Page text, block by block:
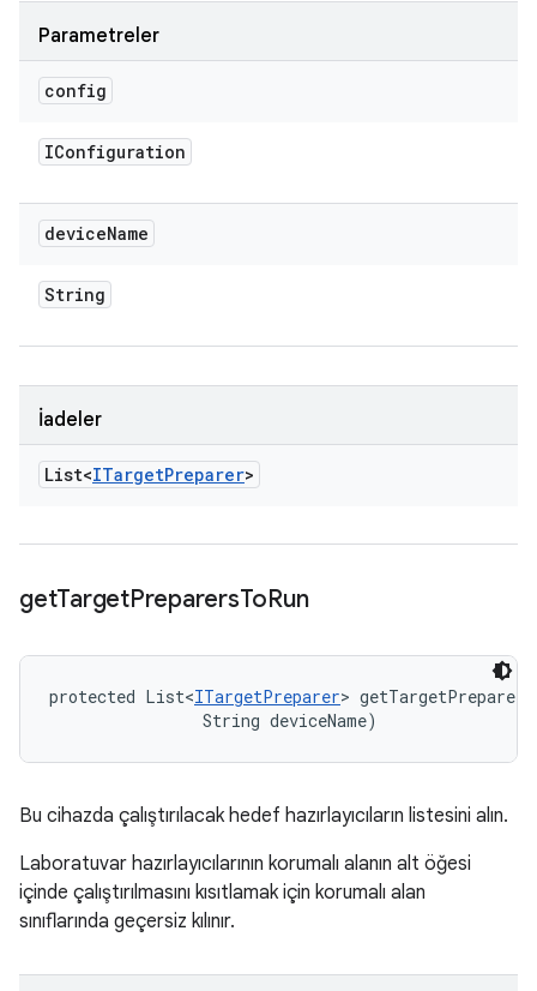
Parametreler
config
IConfiguration
deviceName
String
İadeler
List<ITargetPreparer>
getTargetPreparersToRun
protected List<ITargetPreparer>
                String deviceName)
Bu cihazda çalıştırılacak hedef hazırlayıcıların listesini alın.
Laboratuvar hazırlayıcılarının korumalı alanın alt öğesi
içinde çalıştırılmasını kısıtlamak için korumalı alan
sınıflarında geçersiz kılınır.